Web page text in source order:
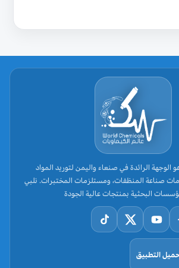
الوجهة الرائدة في صنعاء واليمن لتوريد المواد
صناعة المنظفات، ومستلزمات المختبرات. نلبي
البحثية بمنتجات عالية الجودة
التطبيق